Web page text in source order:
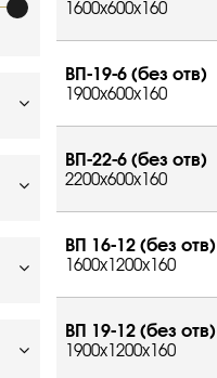
1600x600x160
ВП-19-6 (без отв)
1900x600x160
ВП-22-6 (без отв)
2200x600x160
ВП 16-12 (без отв)
1600x1200x160
ВП 19-12 (без отв)
1900x1200x160